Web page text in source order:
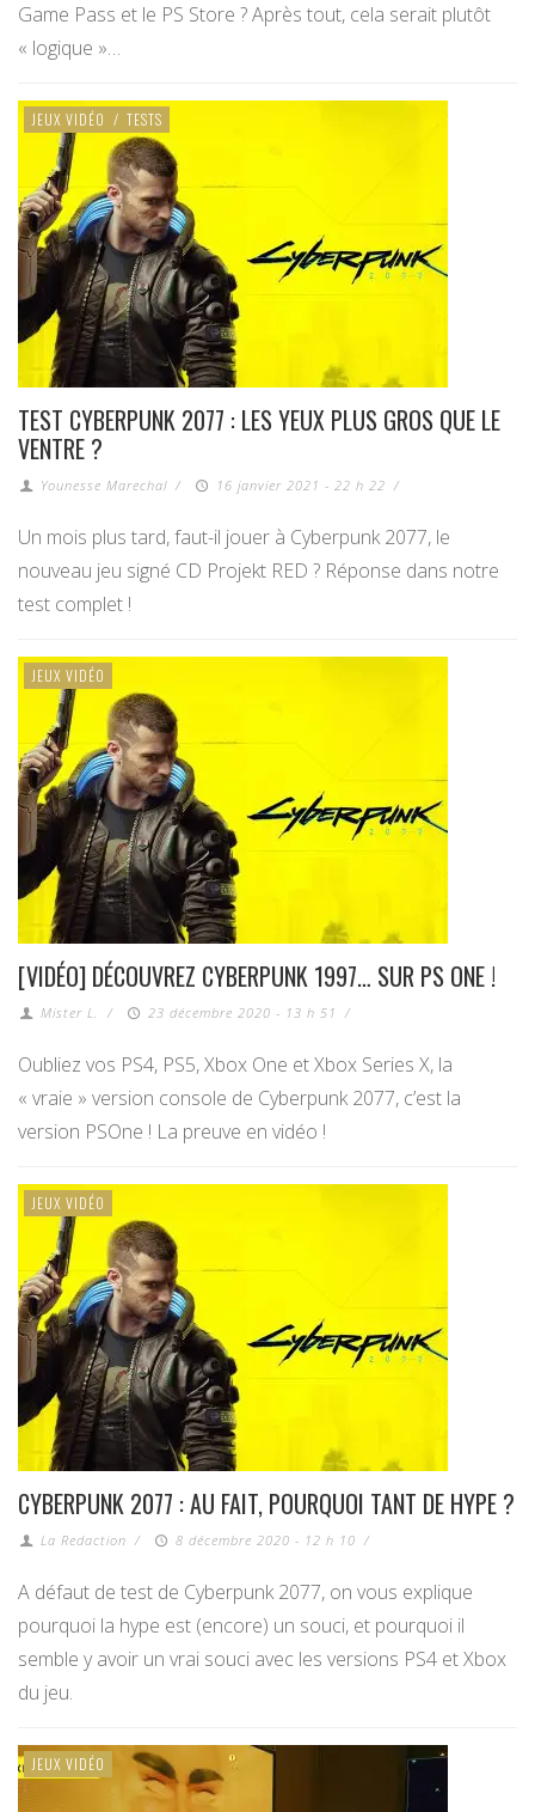
Game Pass et le PS Store ? Après tout, cela serait plutôt
« logique »…
JEUX VIDÉO / TESTS
TEST CYBERPUNK 2077 : LES YEUX PLUS GROS QUE LE
VENTRE ?
Younesse Marechal / 16 janvier 2021 - 22 h 22 /
Un mois plus tard, faut-il jouer à Cyberpunk 2077, le
nouveau jeu signé CD Projekt RED ? Réponse dans notre
test complet !
JEUX VIDÉO
[VIDÉO] DÉCOUVREZ CYBERPUNK 1997… SUR PS ONE !
Mister L. / 23 décembre 2020 - 13 h 51 /
Oubliez vos PS4, PS5, Xbox One et Xbox Series X, la
« vraie » version console de Cyberpunk 2077, c’est la
version PSOne ! La preuve en vidéo !
JEUX VIDÉO
CYBERPUNK 2077 : AU FAIT, POURQUOI TANT DE HYPE ?
La Redaction / 8 décembre 2020 - 12 h 10 /
A défaut de test de Cyberpunk 2077, on vous explique
pourquoi la hype est (encore) un souci, et pourquoi il
semble y avoir un vrai souci avec les versions PS4 et Xbox
du jeu.
JEUX VIDÉO